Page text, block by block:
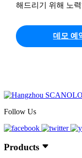
해드리기 위해 노
데모 예
Follow Us
Products